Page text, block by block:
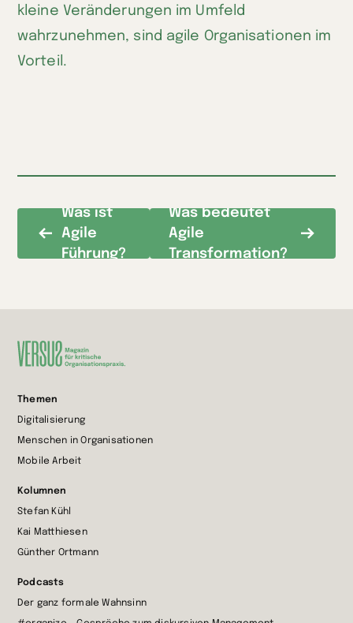
kleine Veränderungen im Umfeld
wahrzunehmen, sind agile Organisationen im
Vorteil.
Was ist
Agile
Führung?
Was bedeutet
Agile
Transformation?
Startseite
wechseln
Themen
Digitalisierung
Menschen in Organisationen
Mobile Arbeit
Kolumnen
Stefan Kühl
Kai Matthiesen
Günther Ortmann
Podcasts
Der ganz formale Wahnsinn